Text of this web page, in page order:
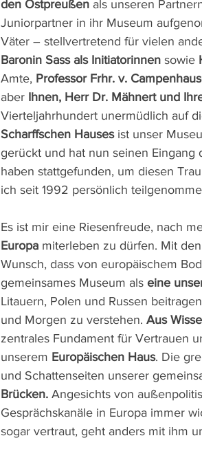
den Ostpreußen als unseren
Juniorpartner in ihr Museum
Väter – stellvertretend für vielen
Baronin Sass als Initiatorinnen sowie
Amte, Professor Frhr. v.
aber Ihnen, Herr Dr. Mähnert und
Vierteljahrhundert unermüdlich auf
Scharffschen Hauses ist unser
gerückt und hat nun seinen Eingang
haben stattgefunden, um diesen
ich seit 1992 persönlich
Es ist mir eine Riesenfreude, nach
Europa miterleben zu dürfen. Mit
Wunsch, dass von europäischem
gemeinsames Museum als eine
Litauern, Polen und Russen
und Morgen zu verstehen. Aus
zentrales Fundament für Vertrauen
unserem Europäischen Haus. Die
und Schattenseiten unserer
Brücken. Angesichts von
Gesprächskanäle in Europa immer
sogar vertraut, geht anders mit ihm